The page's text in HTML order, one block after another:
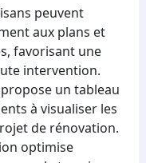
peuvent
aux plans et
favorisant une
intervention.
un tableau
à visualiser les
de rénovation.
optimise